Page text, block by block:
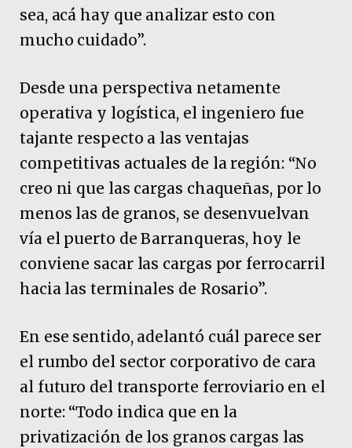
sea, acá hay que analizar esto con
mucho cuidado”.
Desde una perspectiva netamente
operativa y logística, el ingeniero fue
tajante respecto a las ventajas
competitivas actuales de la región: “No
creo ni que las cargas chaqueñas, por lo
menos las de granos, se desenvuelvan
vía el puerto de Barranqueras, hoy le
conviene sacar las cargas por ferrocarril
hacia las terminales de Rosario”.
En ese sentido, adelantó cuál parece ser
el rumbo del sector corporativo de cara
al futuro del transporte ferroviario en el
norte: “Todo indica que en la
privatización de los granos cargas las